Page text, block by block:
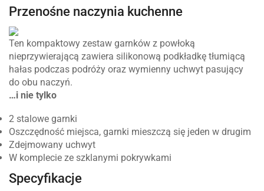
Przenośne naczynia kuchenne
Ten kompaktowy zestaw garnków z powłoką
nieprzywierającą zawiera silikonową podkładkę tłumiącą
hałas podczas podróży oraz wymienny uchwyt pasujący
do obu naczyń.
…i nie tylko
2 stalowe garnki
Oszczędność miejsca, garnki mieszczą się jeden w drugim
Zdejmowany uchwyt
W komplecie ze szklanymi pokrywkami
Specyfikacje